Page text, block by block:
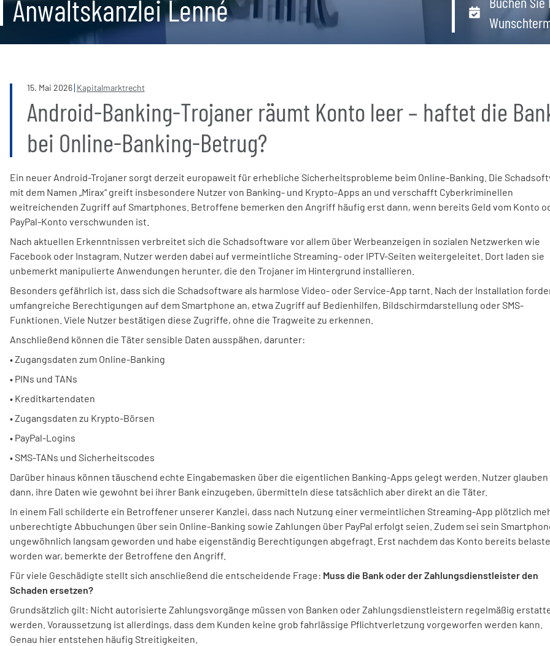
Anwaltskanzlei Lenné
15. Mai 2026 Kapitalmarktrecht
Android-Banking-Trojaner räumt Konto leer – haftet die
bei Online-Banking-Betrug?
Ein neuer Android-Trojaner sorgt derzeit europaweit für erhebliche Sicherheitsprobleme beim Online-Banking. Die
mit dem Namen „Mirax“ greift insbesondere Nutzer von Banking- und Krypto-Apps an und verschafft Cyberkriminellen
weitreichenden Zugriff auf Smartphones. Betroffene bemerken den Angriff häufig erst dann, wenn bereits Geld vom Konto
PayPal-Konto verschwunden ist.
Nach aktuellen Erkenntnissen verbreitet sich die Schadsoftware vor allem über Werbeanzeigen in sozialen Netzwerken wie
Facebook oder Instagram. Nutzer werden dabei auf vermeintliche Streaming- oder IPTV-Seiten weitergeleitet. Dort laden sie
unbemerkt manipulierte Anwendungen herunter, die den Trojaner im Hintergrund installieren.
Besonders gefährlich ist, dass sich die Schadsoftware als harmlose Video- oder Service-App tarnt. Nach der Installation
umfangreiche Berechtigungen auf dem Smartphone an, etwa Zugriff auf Bedienhilfen, Bildschirmdarstellung oder SMS-
Funktionen. Viele Nutzer bestätigen diese Zugriffe, ohne die Tragweite zu erkennen.
Anschließend können die Täter sensible Daten ausspähen, darunter:
• Zugangsdaten zum Online-Banking
• PINs und TANs
• Kreditkartendaten
• Zugangsdaten zu Krypto-Börsen
• PayPal-Logins
• SMS-TANs und Sicherheitscodes
Darüber hinaus können täuschend echte Eingabemasken über die eigentlichen Banking-Apps gelegt werden. Nutzer glauben
dann, ihre Daten wie gewohnt bei ihrer Bank einzugeben, übermitteln diese tatsächlich aber direkt an die Täter.
In einem Fall schilderte ein Betroffener unserer Kanzlei, dass nach Nutzung einer vermeintlichen Streaming-App plötzlich
unberechtigte Abbuchungen über sein Online-Banking sowie Zahlungen über PayPal erfolgt seien. Zudem sei sein
ungewöhnlich langsam geworden und habe eigenständig Berechtigungen abgefragt. Erst nachdem das Konto bereits
worden war, bemerkte der Betroffene den Angriff.
Für viele Geschädigte stellt sich anschließend die entscheidende Frage: Muss die Bank oder der Zahlungsdienstleister den
Schaden ersetzen?
Grundsätzlich gilt: Nicht autorisierte Zahlungsvorgänge müssen von Banken oder Zahlungsdienstleistern regelmäßig
werden. Voraussetzung ist allerdings, dass dem Kunden keine grob fahrlässige Pflichtverletzung vorgeworfen werden kann.
Genau hier entstehen häufig Streitigkeiten.